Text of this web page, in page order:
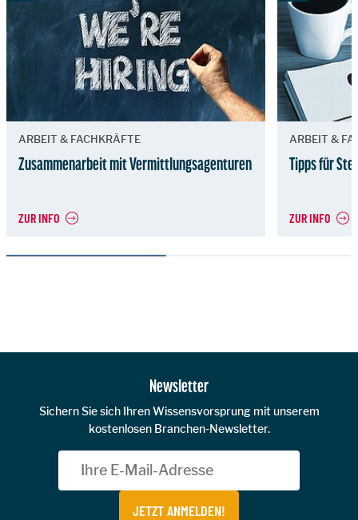
ARBEIT & FACHKRÄFTE
Zusammenarbeit mit Vermittlungsagenturen
ZUR INFO
ARBEIT &
Tipps für
ZUR INFO
Newsletter
Sichern Sie sich Ihren Wissensvorsprung mit unserem
kostenlosen Branchen-Newsletter.
JETZT ANMELDEN!